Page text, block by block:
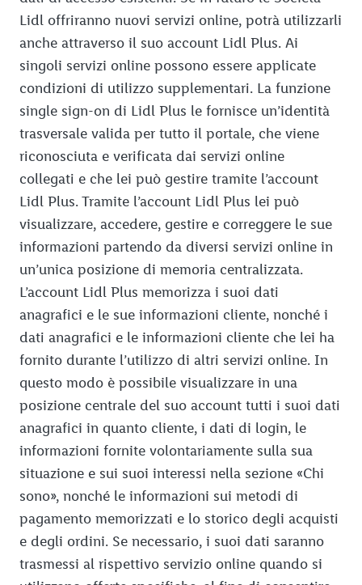
Lidl offriranno nuovi servizi online, potrà utilizzarli
anche attraverso il suo account Lidl Plus. Ai
singoli servizi online possono essere applicate
condizioni di utilizzo supplementari. La funzione
single sign-on di Lidl Plus le fornisce un’identità
trasversale valida per tutto il portale, che viene
riconosciuta e verificata dai servizi online
collegati e che lei può gestire tramite l’account
Lidl Plus. Tramite l’account Lidl Plus lei può
visualizzare, accedere, gestire e correggere le sue
informazioni partendo da diversi servizi online in
un’unica posizione di memoria centralizzata.
L’account Lidl Plus memorizza i suoi dati
anagrafici e le sue informazioni cliente, nonché i
dati anagrafici e le informazioni cliente che lei ha
fornito durante l’utilizzo di altri servizi online. In
questo modo è possibile visualizzare in una
posizione centrale del suo account tutti i suoi dati
anagrafici in quanto cliente, i dati di login, le
informazioni fornite volontariamente sulla sua
situazione e sui suoi interessi nella sezione «Chi
sono», nonché le informazioni sui metodi di
pagamento memorizzati e lo storico degli acquisti
e degli ordini. Se necessario, i suoi dati saranno
trasmessi al rispettivo servizio online quando si